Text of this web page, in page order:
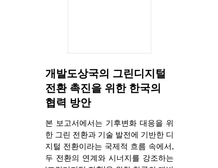
개발도상국의 그린디지털
전환 촉진을 위한 한국의
협력 방안
본 보고서에서는 기후변화 대응을 위
한 그린 전환과 기술 발전에 기반한 디
지털 전환이라는 국제적 흐름 속에서,
두 전환의 연계와 시너지를 강조하는